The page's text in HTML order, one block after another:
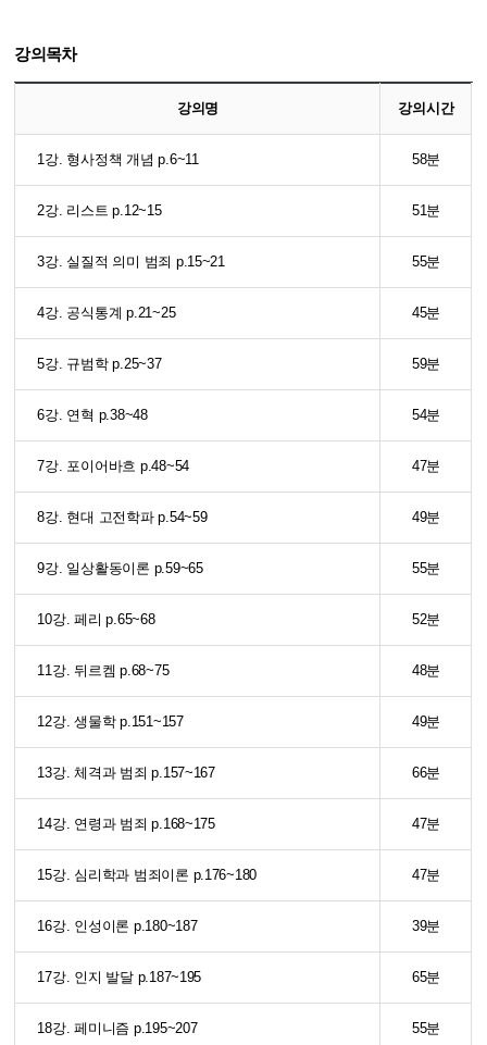
강의목차
강의명 강의시간
1강. 형사정책 개념 p.6~11 58분
2강. 리스트 p.12~15 51분
3강. 실질적 의미 범죄 p.15~21 55분
4강. 공식통계 p.21~25 45분
5강. 규범학 p.25~37 59분
6강. 연혁 p.38~48 54분
7강. 포이어바흐 p.48~54 47분
8강. 현대 고전학파 p.54~59 49분
9강. 일상활동이론 p.59~65 55분
10강. 페리 p.65~68 52분
11강. 뒤르켐 p.68~75 48분
12강. 생물학 p.151~157 49분
13강. 체격과 범죄 p.157~167 66분
14강. 연령과 범죄 p.168~175 47분
15강. 심리학과 범죄이론 p.176~180 47분
16강. 인성이론 p.180~187 39분
17강. 인지 발달 p.187~195 65분
18강. 페미니즘 p.195~207 55분